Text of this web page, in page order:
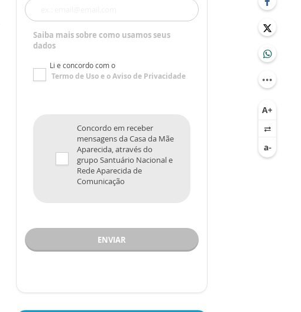
Saiba mais sobre como usamos seus
dados
Li e concordo com o
Termo de Usoe oAviso de Privacidade
Concordo em receber
mensagens da Casa da Mãe
Aparecida, através do
grupo Santuário Nacional e
Rede Aparecida de
Comunicação
ENVIAR